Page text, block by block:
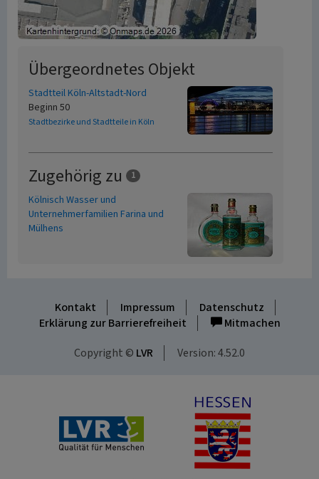
Übergeordnetes Objekt
Stadtteil Köln-Altstadt-Nord
Beginn 50
Stadtbezirke und Stadtteile in Köln
Zugehörig zu 1
Kölnisch Wasser und
Unternehmerfamilien Farina und
Mülhens
Kontakt Impressum
Datenschutz
Erklärung zur Barrierefreiheit
Mitmachen
Copyright © LVR Version: 4.52.0